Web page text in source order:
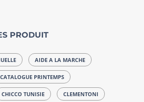
PRODUIT
AIDE A LA MARCHE
CATALOGUE PRINTEMPS
CHICCO TUNISIE CLEMENTONI